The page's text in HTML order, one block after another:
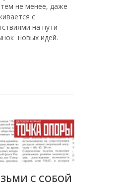
не менее, даже
с
на пути
новых идей.
С СОБОЙ